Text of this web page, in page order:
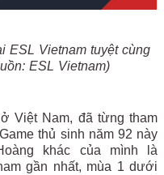
ESL Vietnam tuyệt cùng
ESL Vietnam)
Việt Nam, đã từng tham
thủ sinh năm 92 này
khác của mình là
gần nhất, mùa 1 dưới